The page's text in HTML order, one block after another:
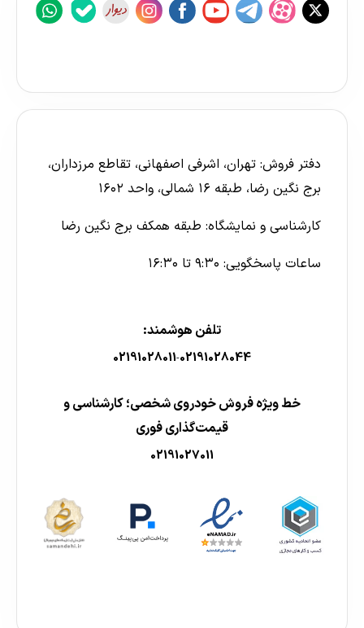
دفتر فروش: تهران، اشرفی اصفهانی، تقاطع مرزداران،
برج نگین رضا، طبقه ۱۶ شمالی، واحد ۱۶۰۲
کارشناسی و نمایشگاه: طبقه همکف برج نگین رضا
ساعات پاسخگویی: ۹:۳۰ تا ۱۶:۳۰
تلفن هوشمند:
02191028011-02191028044
خط ویژه فروش خودروی شخصی؛ کارشناسی و
قیمت‌گذاری فوری
02191027011